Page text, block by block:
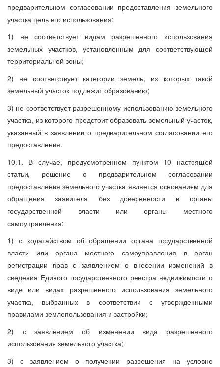
предварительном согласовании предоставления земельного
участка цель его использования:
1) не соответствует видам разрешенного использования
земельных участков, установленным для соответствующей
территориальной зоны;
2) не соответствует категории земель, из которых такой
земельный участок подлежит образованию;
3) не соответствует разрешенному использованию земельного
участка, из которого предстоит образовать земельный участок,
указанный в заявлении о предварительном согласовании его
предоставления.
10.1. В случае, предусмотренном пунктом 10 настоящей
статьи, решение о предварительном согласовании
предоставления земельного участка является основанием для
обращения заявителя без доверенности в органы
государственной власти или органы местного
самоуправления:
1) с ходатайством об обращении органа государственной
власти или органа местного самоуправления в орган
регистрации прав с заявлением о внесении изменений в
сведения Единого государственного реестра недвижимости о
виде или видах разрешенного использования земельного
участка, выбранных в соответствии с утвержденными
правилами землепользования и застройки;
2) с заявлением об изменении вида разрешенного
использования земельного участка;
3) с заявлением о получении разрешения на условно